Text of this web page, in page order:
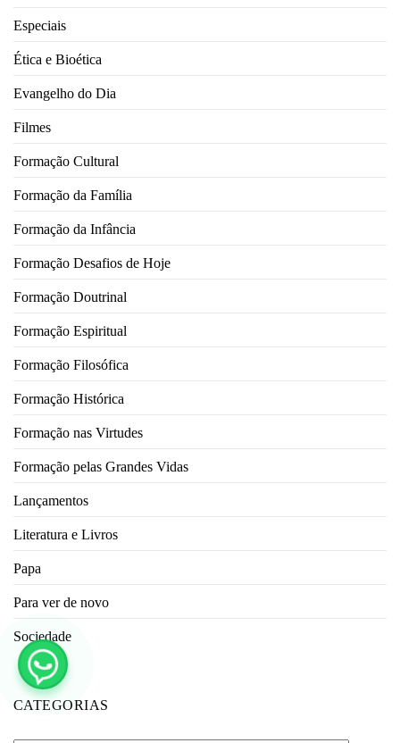
Especiais
Ética e Bioética
Evangelho do Dia
Filmes
Formação Cultural
Formação da Família
Formação da Infância
Formação Desafios de Hoje
Formação Doutrinal
Formação Espiritual
Formação Filosófica
Formação Histórica
Formação nas Virtudes
Formação pelas Grandes Vidas
Lançamentos
Literatura e Livros
Papa
Para ver de novo
Sociedade
CATEGORIAS